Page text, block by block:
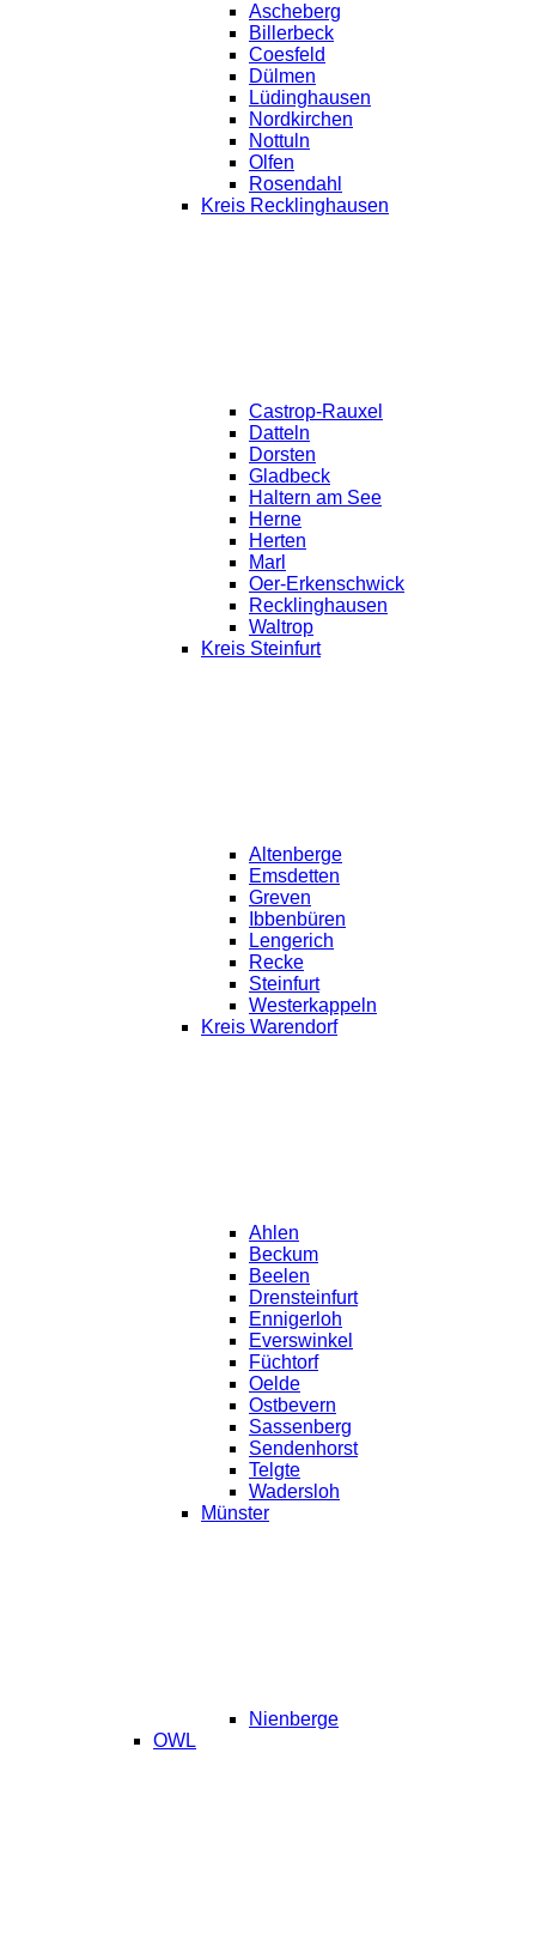
Ascheberg
Billerbeck
Coesfeld
Dülmen
Lüdinghausen
Nordkirchen
Nottuln
Olfen
Rosendahl
Kreis Recklinghausen
Castrop-Rauxel
Datteln
Dorsten
Gladbeck
Haltern am See
Herne
Herten
Marl
Oer-Erkenschwick
Recklinghausen
Waltrop
Kreis Steinfurt
Altenberge
Emsdetten
Greven
Ibbenbüren
Lengerich
Recke
Steinfurt
Westerkappeln
Kreis Warendorf
Ahlen
Beckum
Beelen
Drensteinfurt
Ennigerloh
Everswinkel
Füchtorf
Oelde
Ostbevern
Sassenberg
Sendenhorst
Telgte
Wadersloh
Münster
Nienberge
OWL